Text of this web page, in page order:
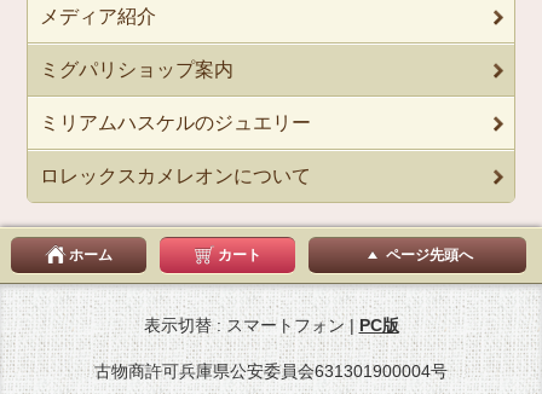
メディア紹介
ミグパリショップ案内
ミリアムハスケルのジュエリー
ロレックスカメレオンについて
ホーム カート ページ先頭へ
表示切替 : スマートフォン |PC版
古物商許可兵庫県公安委員会631301900004号